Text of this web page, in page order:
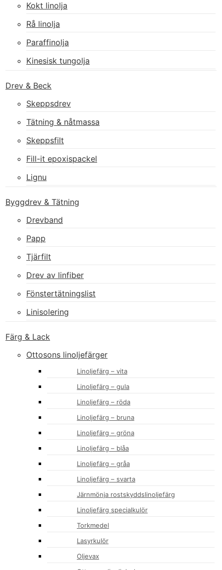
Kokt linolja
Rå linolja
Paraffinolja
Kinesisk tungolja
Drev & Beck
Skeppsdrev
Tätning & nåtmassa
Skeppsfilt
Fill-it epoxispackel
Lignu
Byggdrev & Tätning
Drevband
Papp
Tjärfilt
Drev av linfiber
Fönstertätningslist
Linisolering
Färg & Lack
Ottosons linoljefärger
Linoljefärg – vita
Linoljefärg – gula
Linoljefärg – röda
Linoljefärg – bruna
Linoljefärg – gröna
Linoljefärg – blåa
Linoljefärg – gråa
Linoljefärg – svarta
Järnmönja rostskyddslinoljefärg
Linoljefärg specialkulör
Torkmedel
Lasyrkulör
Oljevax